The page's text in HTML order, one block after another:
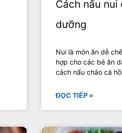
Cách nấu
dưỡng
Nui là món ăn dễ
hợp cho các bé ăn
cách nấu cháo cá
ĐỌC TIẾP »